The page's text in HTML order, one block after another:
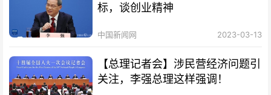
标，谈创业精神
中国新闻网 2023-03-13
【总理记者会】涉民营经济问题引
关注，李强总理这样强调！